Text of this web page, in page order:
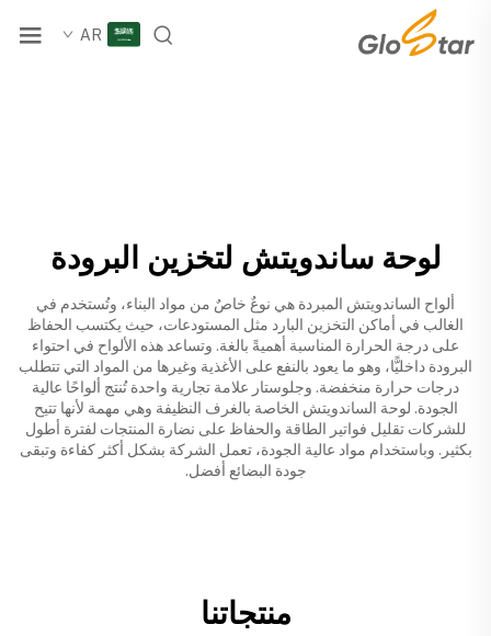
AR
لوحة ساندويتش لتخزين البرودة
ألواح الساندويتش المبردة هي نوعٌ خاصٌ من مواد البناء، وتُستخدم في
الغالب في أماكن التخزين البارد مثل المستودعات، حيث يكتسب الحفاظ
على درجة الحرارة المناسبة أهميةً بالغة. وتساعد هذه الألواح في احتواء
البرودة داخليًّا، وهو ما يعود بالنفع على الأغذية وغيرها من المواد التي تتطلب
درجات حرارة منخفضة. وجلوستار علامة تجارية واحدة تُنتج ألواحًا عالية
الجودة. لوحة الساندويتش الخاصة بالغرف النظيفة وهي مهمة لأنها تتيح
للشركات تقليل فواتير الطاقة والحفاظ على نضارة المنتجات لفترة أطول
بكثير. وباستخدام مواد عالية الجودة، تعمل الشركة بشكل أكثر كفاءة وتبقى
جودة البضائع أفضل.
منتجاتنا